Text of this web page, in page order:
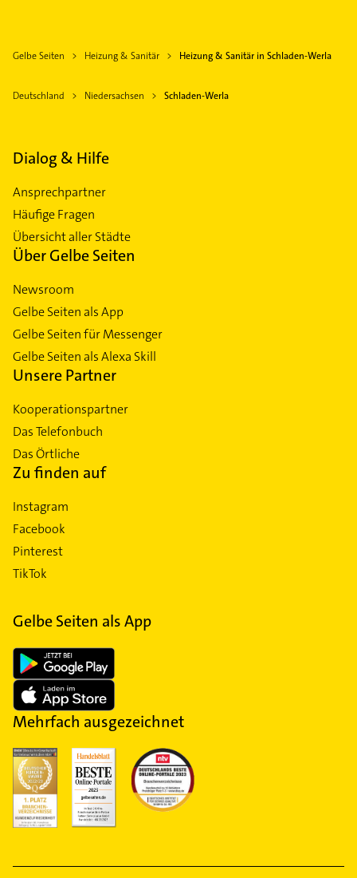
Gelbe Seiten Heizung & Sanitär Heizung & Sanitär in Schladen-Werla
Deutschland Niedersachsen Schladen-Werla
Dialog & Hilfe
Ansprechpartner
Häufige Fragen
Übersicht aller Städte
Über Gelbe Seiten
Newsroom
Gelbe Seiten als App
Gelbe Seiten für Messenger
Gelbe Seiten als Alexa Skill
Unsere Partner
Kooperationspartner
Das Telefonbuch
Das Örtliche
Zu finden auf
Instagram
Facebook
Pinterest
TikTok
Gelbe Seiten als App
Mehrfach ausgezeichnet